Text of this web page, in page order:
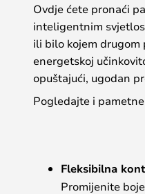
Ovdje ćete pronaći
inteligentnim
ili bilo kojem drugom
energetskoj
opuštajući, ugodan
Pogledajte i pametne
Fleksibilna
Promijenite